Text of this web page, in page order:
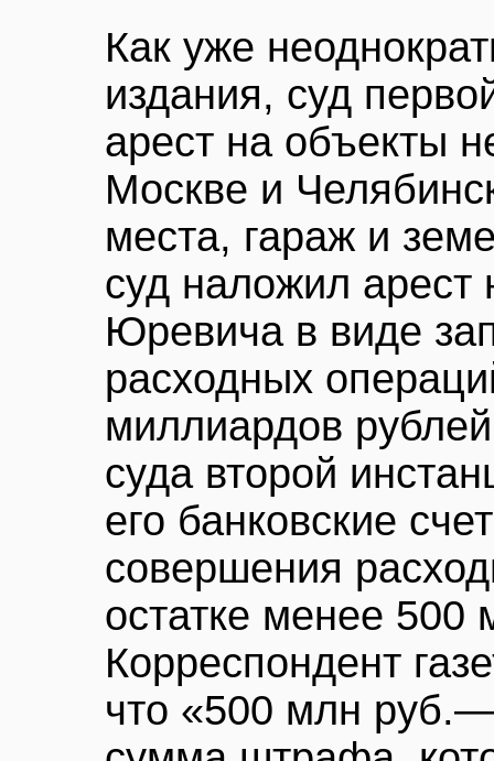
Как уже
издания, суд
арест на объекты
Москве и
места, гараж и
суд наложил арест
Юревича в виде
расходных
миллиардов
суда второй
его банковские
совершения
остатке менее 500
Корреспондент
что «500 млн